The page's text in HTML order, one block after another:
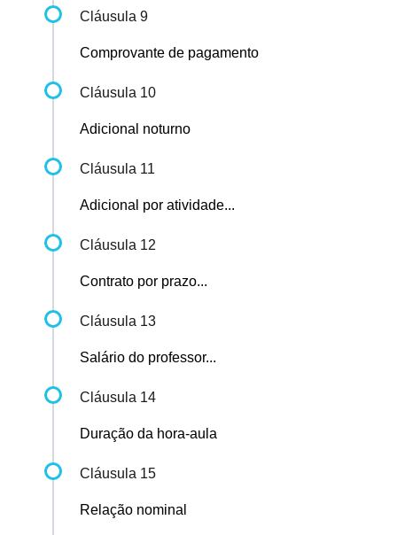
Cláusula 9
Comprovante de pagamento
Cláusula 10
Adicional noturno
Cláusula 11
Adicional por atividade...
Cláusula 12
Contrato por prazo...
Cláusula 13
Salário do professor...
Cláusula 14
Duração da hora-aula
Cláusula 15
Relação nominal